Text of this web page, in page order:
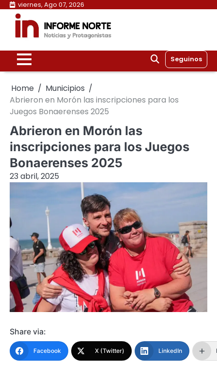
Skip
content
viernes, Ago 07, 2026
Seguinos
Home
Municipios
Abrieron en Morón las inscripciones para los
Juegos Bonaerenses 2025
Abrieron en Morón las
inscripciones para los Juegos
Bonaerenses 2025
23 abril, 2025
Share via:
Facebook X (Twitter) LinkedIn